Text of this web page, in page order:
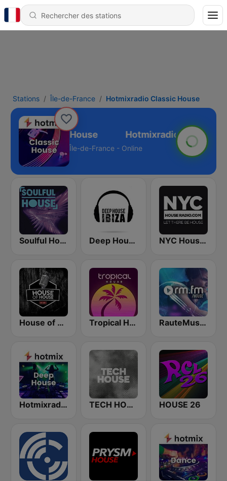
Stations Île-de-France Hotmixradio Classic House
Classic House
Île-de-France - Online
Soulful House Deep House Ibiza NYC House Radio
House of House Tropical House RauteMusik House
Hotmixradio Deep TECH HOUSE HOUSE 26